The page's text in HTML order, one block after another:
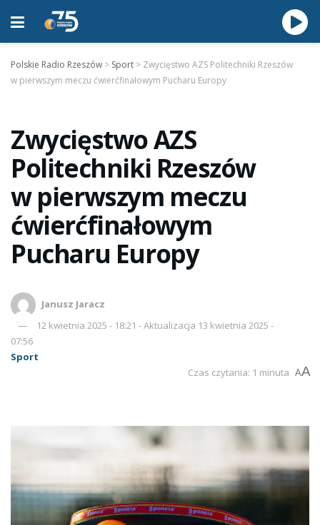
Polskie Radio Rzeszów > Sport > Zwycięstwo AZS Politechniki Rzeszów
w pierwszym meczu ćwierćfinałowym Pucharu Europy
Zwycięstwo AZS
Politechniki Rzeszów
w pierwszym meczu
ćwierćfinałowym
Pucharu Europy
Janusz Jaracz
12 kwietnia 2025 - 18:21 - Aktualizacja 13 kwietnia 2025 -
07:56
Sport
Czas czytania: 1 minuta AA